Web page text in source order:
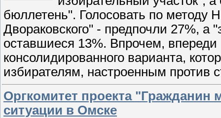
бюллетень". Голосовать по методу
Двораковского" - предпочли 27%, а
оставшиеся 13%. Впрочем,
консолидированного варианта,
избирателям, настроенным против
Оргкомитет проекта
ситуации в Омске